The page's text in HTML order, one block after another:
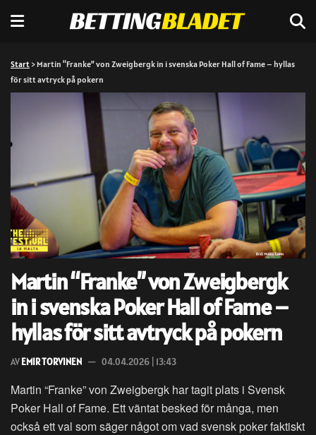
Start >Martin “Franke” von Zweigbergk in i svenska Poker Hall of Fame – hyllas
för sitt avtryck på pokern
Martin “Franke” von Zweigbergk
in i svenska Poker Hall of Fame –
hyllas för sitt avtryck på pokern
AVEMIR TORVINEN 04.04.2026 | 13:43
Martin “Franke” von Zweigbergk har tagit plats i Svensk
Poker Hall of Fame. Ett väntat besked för många, men
också ett val som säger något om vad svensk poker faktiskt